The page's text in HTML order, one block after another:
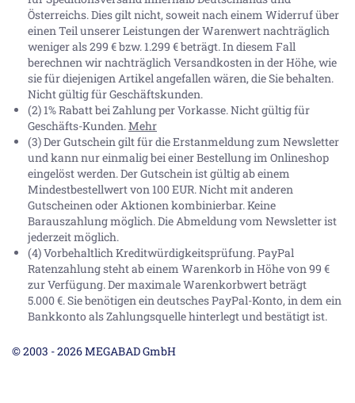
Österreichs. Dies gilt nicht, soweit nach einem Widerruf über
einen Teil unserer Leistungen der Warenwert nachträglich
weniger als 299 € bzw. 1.299 € beträgt. In diesem Fall
berechnen wir nachträglich Versandkosten in der Höhe, wie
sie für diejenigen Artikel angefallen wären, die Sie behalten.
Nicht gültig für Geschäftskunden.
(2) 1% Rabatt bei Zahlung per Vorkasse. Nicht gültig für
Geschäfts-Kunden.Mehr
(3) Der Gutschein gilt für die Erstanmeldung zum Newsletter
und kann nur einmalig bei einer Bestellung im Onlineshop
eingelöst werden. Der Gutschein ist gültig ab einem
Mindestbestellwert von 100 EUR. Nicht mit anderen
Gutscheinen oder Aktionen kombinierbar. Keine
Barauszahlung möglich. Die Abmeldung vom Newsletter ist
jederzeit möglich.
(4) Vorbehaltlich Kreditwürdigkeitsprüfung. PayPal
Ratenzahlung steht ab einem Warenkorb in Höhe von99 €
zur Verfügung. Der maximale Warenkorbwert beträgt
5.000 €. Sie benötigen ein deutsches PayPal-Konto, in dem ein
Bankkonto als Zahlungsquelle hinterlegt und bestätigt ist.
© 2003 - 2026 MEGABAD GmbH